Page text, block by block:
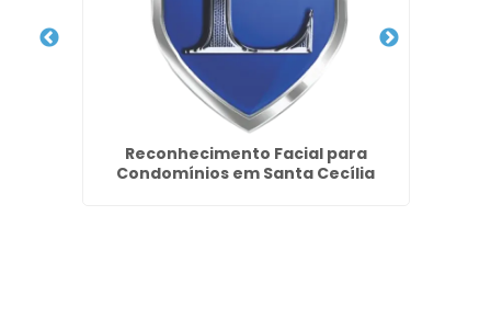
Reconhecimento Facial para
Condomínios em Santa Cecília